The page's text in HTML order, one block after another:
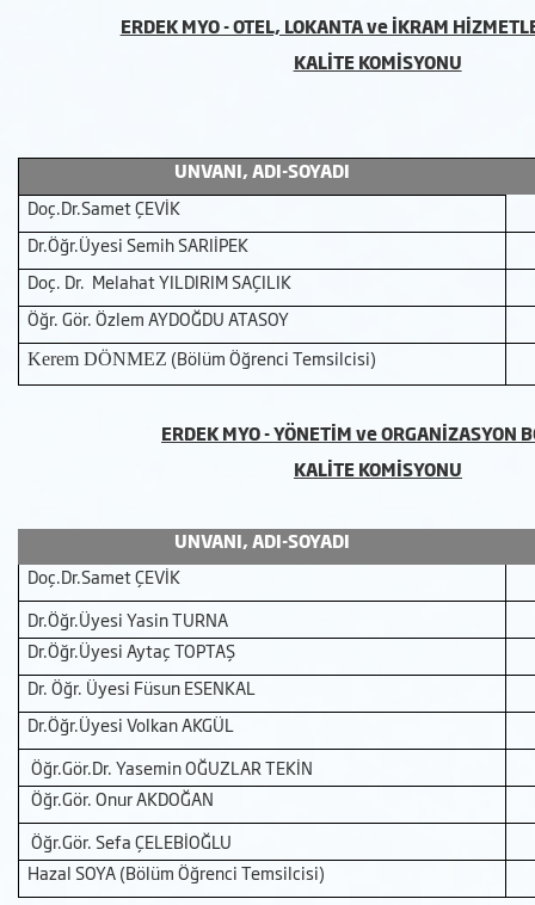
ERDEK MYO - OTEL, LOKANTA ve İKRAM
KALİTE KOMİSYONU
UNVANI, ADI-SOYADI
Doç.Dr.Samet ÇEVİK
Dr.Öğr.Üyesi Semih SARIİPEK
Doç. Dr. Melahat YILDIRIM SAÇILIK
Öğr. Gör. Özlem AYDOĞDU ATASOY
Kerem DÖNMEZ (Bölüm Öğrenci Temsilcisi)
ERDEK MYO - YÖNETİM ve ORGANİZASYON
KALİTE KOMİSYONU
UNVANI, ADI-SOYADI
Doç.Dr.Samet ÇEVİK
Dr.Öğr.Üyesi Yasin TURNA
Dr.Öğr.Üyesi Aytaç TOPTAŞ
Dr. Öğr. Üyesi Füsun ESENKAL
Dr.Öğr.Üyesi Volkan AKGÜL
Öğr.Gör.Dr. Yasemin OĞUZLAR TEKİN
Öğr.Gör. Onur AKDOĞAN
Öğr.Gör. Sefa ÇELEBİOĞLU
Hazal SOYA (Bölüm Öğrenci Temsilcisi)